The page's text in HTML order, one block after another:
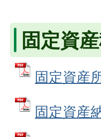
固定資
固定資産
固定資産